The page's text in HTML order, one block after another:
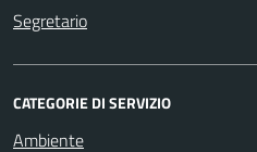
Segretario
CATEGORIE DI SERVIZIO
Ambiente